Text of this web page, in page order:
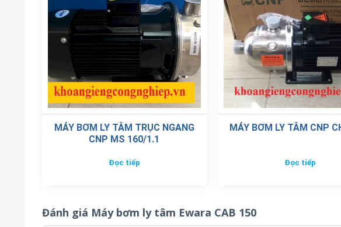
MÁY BƠM LY TÂM TRỤC NGANG
CNP MS 160/1.1
Đọc tiếp
MÁY BƠM LY TÂM CNP
Đọc tiếp
Đánh giá Máy bơm ly tâm Ewara CAB 150